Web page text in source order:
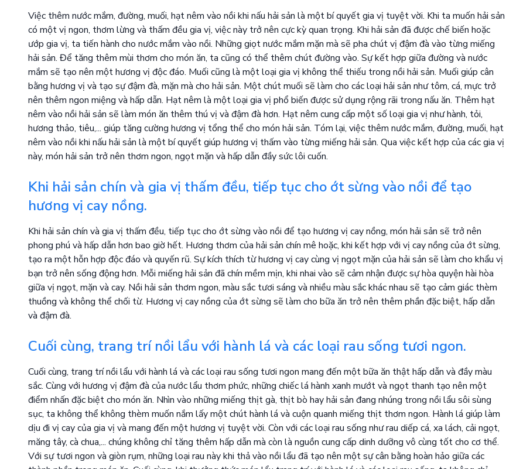
Việc thêm nước mắm, đường, muối, hạt nêm vào nồi khi nấu hải sản là một bí quyết gia vị tuyệt vời. Khi ta muốn hải sản
có một vị ngon, thơm lừng và thấm đều gia vị, việc này trở nên cực kỳ quan trọng. Khi hải sản đã được chế biến hoặc
ướp gia vị, ta tiến hành cho nước mắm vào nồi. Những giọt nước mắm mặn mà sẽ pha chút vị đậm đà vào từng miếng
hải sản. Để tăng thêm mùi thơm cho món ăn, ta cũng có thể thêm chút đường vào. Sự kết hợp giữa đường và nước
mắm sẽ tạo nên một hương vị độc đáo. Muối cũng là một loại gia vị không thể thiếu trong nồi hải sản. Muối giúp cân
bằng hương vị và tạo sự đậm đà, mặn mà cho hải sản. Một chút muối sẽ làm cho các loại hải sản như tôm, cá, mực trở
nên thêm ngon miệng và hấp dẫn. Hạt nêm là một loại gia vị phổ biến được sử dụng rộng rãi trong nấu ăn. Thêm hạt
nêm vào nồi hải sản sẽ làm món ăn thêm thú vị và đậm đà hơn. Hạt nêm cung cấp một số loại gia vị như hành, tỏi,
hương thảo, tiêu,... giúp tăng cường hương vị tổng thể cho món hải sản. Tóm lại, việc thêm nước mắm, đường, muối, hạt
nêm vào nồi khi nấu hải sản là một bí quyết giúp hương vị thấm vào từng miếng hải sản. Qua việc kết hợp của các gia vị
này, món hải sản trở nên thơm ngon, ngọt mặn và hấp dẫn đầy sức lôi cuốn.
Khi hải sản chín và gia vị thấm đều, tiếp tục cho ớt sừng vào nồi để tạo
hương vị cay nồng.
Khi hải sản chín và gia vị thấm đều, tiếp tục cho ớt sừng vào nồi để tạo hương vị cay nồng, món hải sản sẽ trở nên
phong phú và hấp dẫn hơn bao giờ hết. Hương thơm của hải sản chín mê hoặc, khi kết hợp với vị cay nồng của ớt sừng,
tạo ra một hỗn hợp độc đáo và quyến rũ. Sự kích thích từ hương vị cay cùng vị ngọt mặn của hải sản sẽ làm cho khẩu vị
bạn trở nên sống động hơn. Mỗi miếng hải sản đã chín mềm mịn, khi nhai vào sẽ cảm nhận được sự hòa quyện hài hòa
giữa vị ngọt, mặn và cay. Nồi hải sản thơm ngon, màu sắc tươi sáng và nhiều màu sắc khác nhau sẽ tạo cảm giác thèm
thuồng và không thể chối từ. Hương vị cay nồng của ớt sừng sẽ làm cho bữa ăn trở nên thêm phần đặc biệt, hấp dẫn
và đậm đà.
Cuối cùng, trang trí nồi lẩu với hành lá và các loại rau sống tươi ngon.
Cuối cùng, trang trí nồi lẩu với hành lá và các loại rau sống tươi ngon mang đến một bữa ăn thật hấp dẫn và đầy màu
sắc. Cùng với hương vị đậm đà của nước lẩu thơm phức, những chiếc lá hành xanh mướt và ngọt thanh tạo nên một
điểm nhấn đặc biệt cho món ăn. Nhìn vào những miếng thịt gà, thịt bò hay hải sản đang nhúng trong nồi lẩu sôi sùng
sục, ta không thể không thèm muốn nắm lấy một chút hành lá và cuộn quanh miếng thịt thơm ngon. Hành lá giúp làm
dịu đi vị cay của gia vị và mang đến một hương vị tuyệt vời. Còn với các loại rau sống như rau diếp cá, xa lách, cải ngọt,
măng tây, cà chua,... chúng không chỉ tăng thêm hấp dẫn mà còn là nguồn cung cấp dinh dưỡng vô cùng tốt cho cơ thể.
Với sự tươi ngon và giòn rụm, những loại rau này khi thả vào nồi lẩu đã tạo nên một sự cân bằng hoàn hảo giữa các